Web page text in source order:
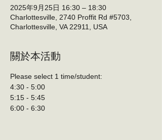
2025年9月25日 16:30 – 18:30
Charlottesville, 2740 Proffit Rd #5703,
Charlottesville, VA 22911, USA
關於本活動
Please select 1 time/student:
4:30 - 5:00
5:15 - 5:45
6:00 - 6:30